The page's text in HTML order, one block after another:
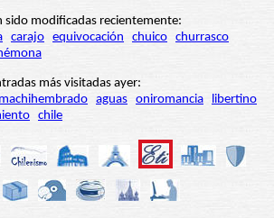
sido modificadas recientemente:
carajo equivocación chuico churrasco
más visitadas ayer:
machihembrado aguas oniromancia
libertino
chile